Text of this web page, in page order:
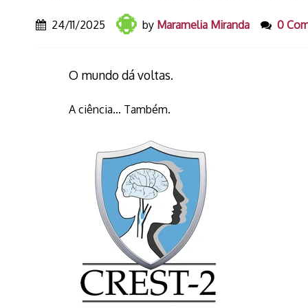
24/11/2025 by Maramelia Miranda 0
O mundo dá voltas.
A ciência… Também.